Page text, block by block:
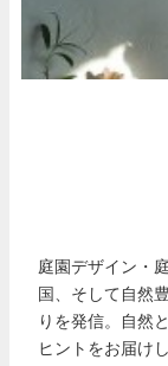
庭園デザイン・
国、そして自然
りを発信。自然
ヒントをお届け